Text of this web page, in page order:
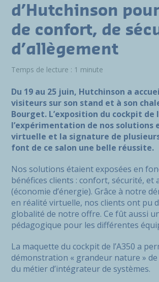
d’Hutchinson
de confort, de
d’allègement
Temps de lecture : 1 minute
Du 19 au 25 juin, Hutchinson a
visiteurs sur son stand et à son
Bourget. L’exposition du cockpit de
l’expérimentation de nos solutions
virtuelle et la signature de
font de ce salon une belle réussite.
Nos solutions étaient exposées en
bénéfices clients : confort, sécurité, et
(économie d’énergie). Grâce à notre
en réalité virtuelle, nos clients ont pu
globalité de notre offre. Ce fût aussi
pédagogique pour les différentes
La maquette du cockpit de l’A350 a
démonstration « grandeur nature »
du métier d’intégrateur de systèmes.